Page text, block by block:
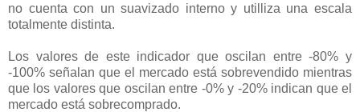
no cuenta con un suavizado interno y utilliza una escala
totalmente distinta.
Los valores de este indicador que oscilan entre -80% y
-100% señalan que el mercado está sobrevendido mientras
que los valores que oscilan entre -0% y -20% indican que el
mercado está sobrecomprado.